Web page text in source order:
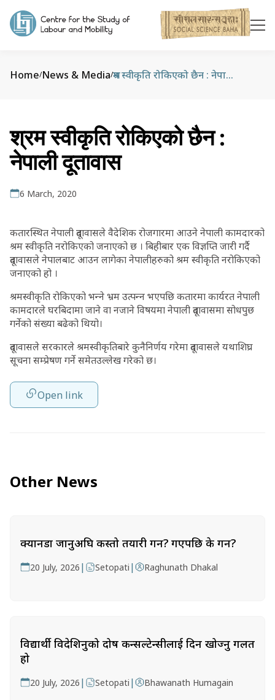
Home/News & Media/ श्रम स्वीकृति रोकिएको छैन : नेपाली दूतावास
श्रम स्वीकृति रोकिएको छैन :
नेपाली दूतावास
6 March, 2020
कतारस्थित नेपाली दूतावासले वैदेशिक रोजगारमा आउने नेपाली कामदारको
श्रम स्वीकृति नरोकिएको जनाएको छ । बिहीबार एक विज्ञप्ति जारी गर्दै
दूतावासले नेपालबाट आउन लागेका नेपालीहरुको श्रम स्वीकृति नरोकिएको
जनाएको हो ।
श्रमस्वीकृति रोकिएको भन्‍ने भ्रम उत्पन्‍न भएपछि कतारमा कार्यरत नेपाली
कामदारले घरबिदामा जाने वा नजाने विषयमा नेपाली दूतावासमा सोधपुछ
गर्नेको संख्या बढेको थियो।
दूतावासले सरकारले श्रमस्वीकृतिबारे कुनैनिर्णय गरेमा दूतावासले यथाशिघ्र
सूचना सम्प्रेषण गर्ने समेतउल्लेख गरेको छ।
Open link
Other News
क्यानडा जानुअघि कस्तो तयारी गर्ने? गएपछि के गर्ने?
20 July, 2026 | Setopati | Raghunath Dhakal
विद्यार्थी विदेशिनुको दोष कन्सल्टेन्सीलाई दिन खोज्नु गलत
हो
20 July, 2026 | Setopati | Bhawanath Humagain